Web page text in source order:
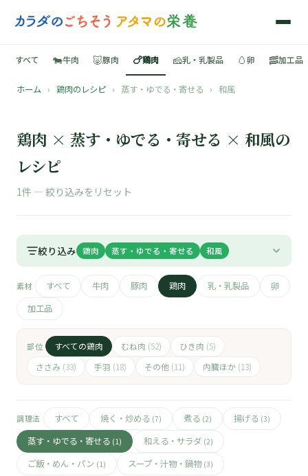
📚
🐷
🧀
🥚
すべて 🐄牛肉 🐷豚肉 🍗鶏肉 🧀乳・乳製品 🥚卵 🥓加工品
ホーム › 鶏肉のレシピ › 蒸す・ゆでる・寄せる › 和風
鶏肉 × 蒸す・ゆでる・寄せる × 和風の
レシピ
1件 — 絞り込みをリセット
絞り込み 鶏肉 蒸す・ゆでる・寄せる 和風
素材 すべて 牛肉 豚肉 鶏肉 乳・乳製品
卵
加工品
部位 すべての鶏肉 むね肉 (52) ひき肉 (5)
ささみ (33) 手羽 (18) その他 (11) 内臓ほか (13)
調理法 すべて 焼く・炒める (7) 煮る (2) 揚げる (3)
蒸す・ゆでる・寄せる (1) 和える・サラダ (2)
ご飯・めん・パン (1) スープ・汁物・鍋物 (3)